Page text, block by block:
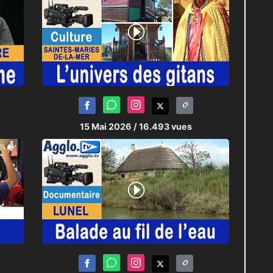
15 Mai 2026 / 16.493 vues